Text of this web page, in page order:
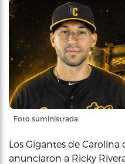
Foto suministrada
Los Gigantes de
anunciaron a Ricky